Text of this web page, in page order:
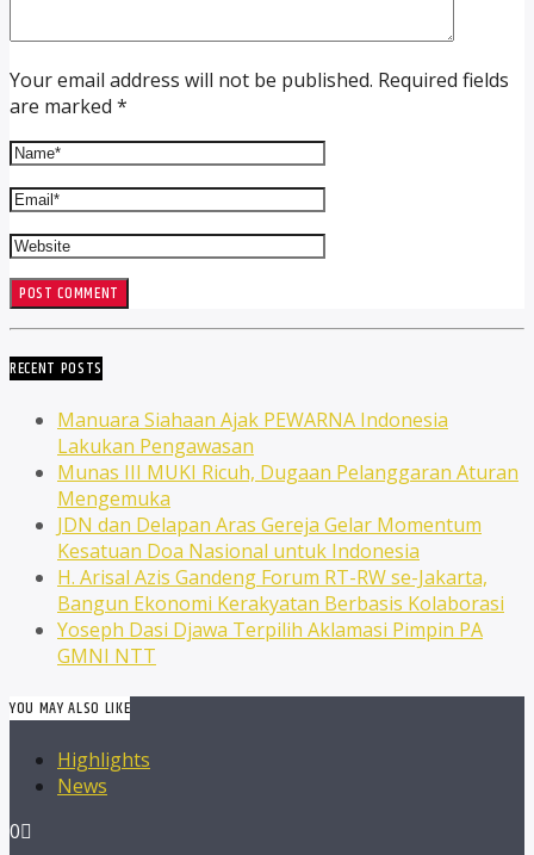
Your email address will not be published. Required fields
are marked *
RECENT POSTS
Manuara Siahaan Ajak PEWARNA Indonesia
Lakukan Pengawasan
Munas III MUKI Ricuh, Dugaan Pelanggaran Aturan
Mengemuka
JDN dan Delapan Aras Gereja Gelar Momentum
Kesatuan Doa Nasional untuk Indonesia
H. Arisal Azis Gandeng Forum RT-RW se-Jakarta,
Bangun Ekonomi Kerakyatan Berbasis Kolaborasi
Yoseph Dasi Djawa Terpilih Aklamasi Pimpin PA
GMNI NTT
YOU MAY ALSO LIKE
Highlights
News
0